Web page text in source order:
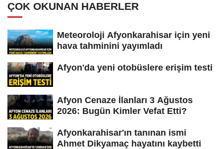
ÇOK OKUNAN HABERLER
Meteoroloji Afyonkarahisar için yeni
hava tahminini yayımladı
Afyon'da yeni otobüslere erişim testi
Afyon Cenaze İlanları 3 Ağustos
2026: Bugün Kimler Vefat Etti?
Afyonkarahisar'ın tanınan ismi
Ahmet Dikyamaç hayatını kaybetti